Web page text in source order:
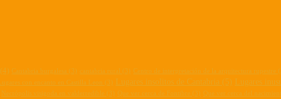
(4) Cantabria burgalesa (3) cantabria rural (3) Centro de interpretación de la arquitectura rupestre
Lugares con encanto en Castilla Leon (3) Lugares insolitos de Cantabria (5) Lugares
Necrópolis visigoda en valderredible (3) Que ver cerca de Fontibre (3) Que ver cerca del